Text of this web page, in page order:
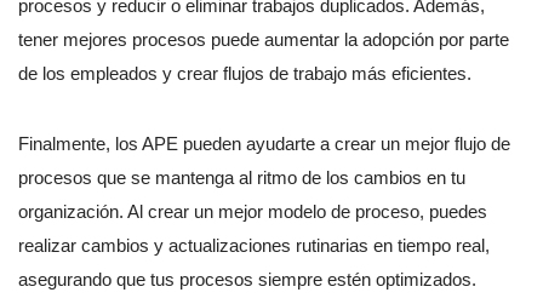
procesos y reducir o eliminar trabajos duplicados. Además,
tener mejores procesos puede aumentar la adopción por parte
de los empleados y crear flujos de trabajo más eficientes.
Finalmente, los APE pueden ayudarte a crear un mejor flujo de
procesos que se mantenga al ritmo de los cambios en tu
organización. Al crear un mejor modelo de proceso, puedes
realizar cambios y actualizaciones rutinarias en tiempo real,
asegurando que tus procesos siempre estén optimizados.